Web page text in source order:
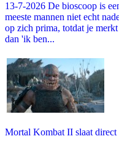
13-7-2026 De bioscoop is
meeste mannen niet echt
op zich prima, totdat je
dan 'ik ben...
Mortal Kombat II slaat